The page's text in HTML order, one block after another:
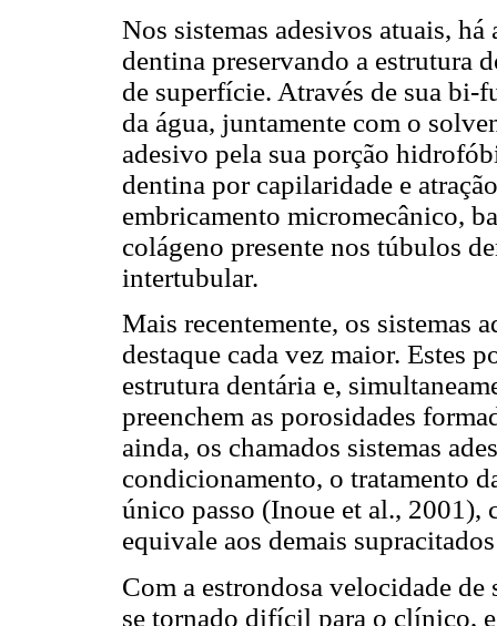
Nos sistemas adesivos atuais, há
dentina preservando a estrutura
de superfície. Através de sua bi-
da água, juntamente com o
adesivo pela sua porção
dentina por capilaridade e
embricamento micromecânico,
colágeno presente nos túbulos
intertubular.
Mais recentemente, os sistemas
destaque cada vez maior. Estes
estrutura dentária e,
preenchem as porosidades
ainda, os chamados sistemas
condicionamento, o tratamento
único passo (Inoue et al., 2001),
equivale aos demais
Com a estrondosa velocidade
se tornado difícil para o clínico,